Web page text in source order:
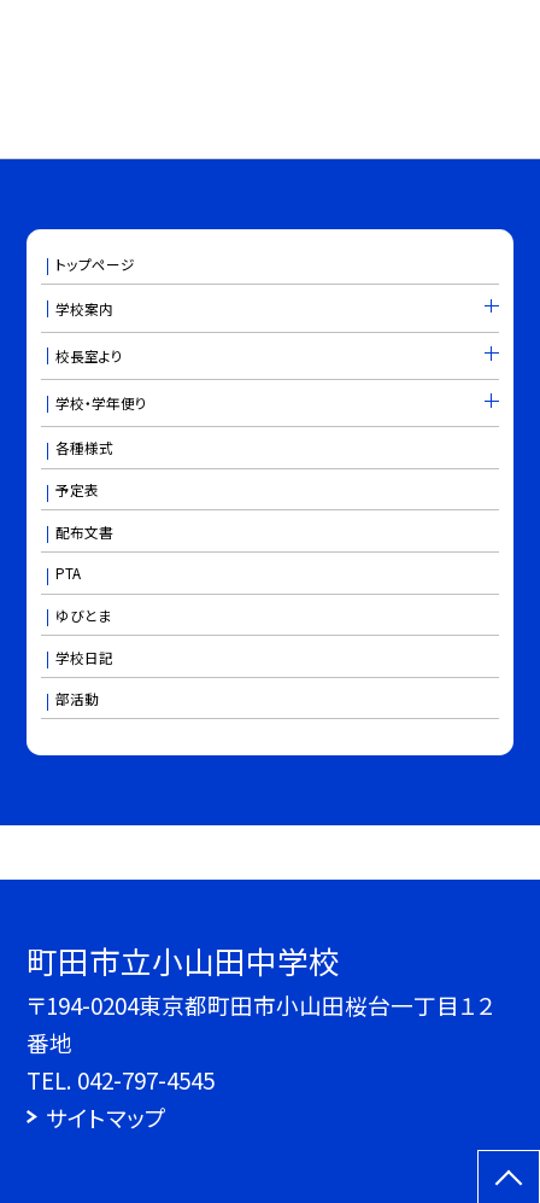
トップページ
学校案内
校長室より
学校・学年便り
各種様式
予定表
配布文書
PTA
ゆびとま
学校日記
部活動
町田市立小山田中学校
〒194-0204東京都町田市小山田桜台一丁目１２
番地
TEL. 042-797-4545
サイトマップ